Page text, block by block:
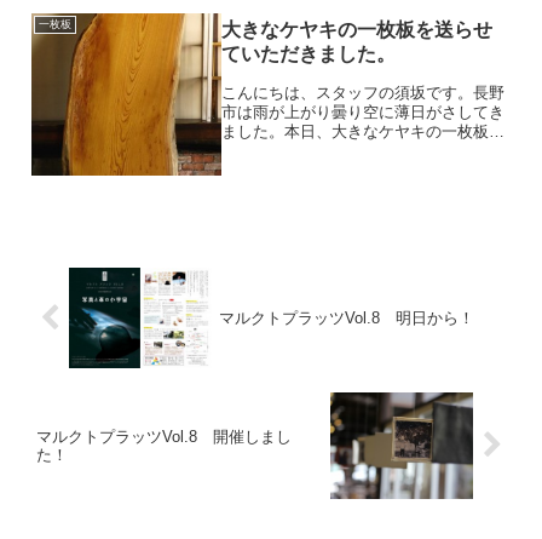
一枚板
大きなケヤキの一枚板を送らせ
ていただきました。
こんにちは、スタッフの須坂です。長野
市は雨が上がり曇り空に薄日がさしてき
ました。本日、大きなケヤキの一枚板が
マルクトプラッツVol.8 明日から！
マルクトプラッツVol.8 開催しまし
た！